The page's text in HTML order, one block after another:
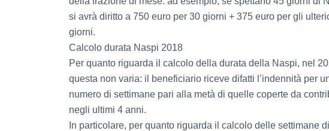
si avrà diritto a 750 euro per 30 giorni + 375 euro per gli
giorni.
Calcolo durata Naspi 2018
Per quanto riguarda il calcolo della durata della Naspi, nel
questa non varia: il beneficiario riceve difatti l’indennità per
numero di settimane pari alla metà di quelle coperte da
negli ultimi 4 anni.
In particolare, per quanto riguarda il calcolo delle settimane di